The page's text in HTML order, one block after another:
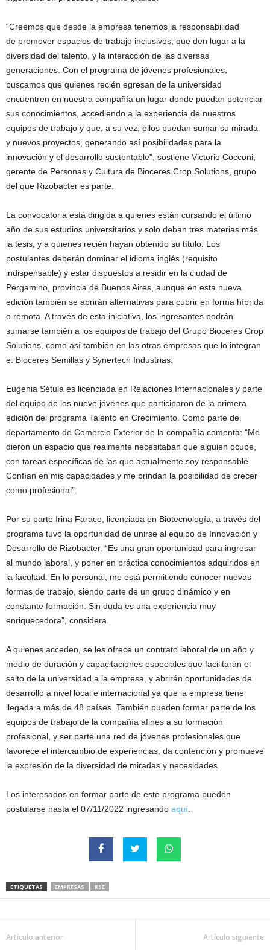
“Creemos que desde la empresa tenemos la responsabilidad
de promover espacios de trabajo inclusivos, que den lugar a la
diversidad del talento, y la interacción de las diversas
generaciones. Con el programa de jóvenes profesionales,
buscamos que quienes recién egresan de la universidad
encuentren en nuestra compañía un lugar donde puedan potenciar
sus conocimientos, accediendo a la experiencia de nuestros
equipos de trabajo y que, a su vez, ellos puedan sumar su mirada
y nuevos proyectos, generando así posibilidades para la
innovación y el desarrollo sustentable”, sostiene Victorio Cocconi,
gerente de Personas y Cultura de Bioceres Crop Solutions, grupo
del que Rizobacter es parte.
La convocatoria está dirigida a quienes están cursando el último
año de sus estudios universitarios y solo deban tres materias más
la tesis, y a quienes recién hayan obtenido su título. Los
postulantes deberán dominar el idioma inglés (requisito
indispensable) y estar dispuestos a residir en la ciudad de
Pergamino, provincia de Buenos Aires, aunque en esta nueva
edición también se abrirán alternativas para cubrir en forma híbrida
o remota. A través de esta iniciativa, los ingresantes podrán
sumarse también a los equipos de trabajo del Grupo Bioceres Crop
Solutions, como así también en las otras empresas que lo integran
e: Bioceres Semillas y Synertech Industrias.
Eugenia Sétula es licenciada en Relaciones Internacionales y parte
del equipo de los nueve jóvenes que participaron de la primera
edición del programa Talento en Crecimiento. Como parte del
departamento de Comercio Exterior de la compañía comenta: “Me
dieron un espacio que realmente necesitaban que alguien ocupe,
con tareas específicas de las que actualmente soy responsable.
Confían en mis capacidades y me brindan la posibilidad de crecer
como profesional”.
Por su parte Irina Faraco, licenciada en Biotecnología, a través del
programa tuvo la oportunidad de unirse al equipo de Innovación y
Desarrollo de Rizobacter. “Es una gran oportunidad para ingresar
al mundo laboral, y poner en práctica conocimientos adquiridos en
la facultad. En lo personal, me está permitiendo conocer nuevas
formas de trabajo, siendo parte de un grupo dinámico y en
constante formación. Sin duda es una experiencia muy
enriquecedora”, considera.
A quienes acceden, se les ofrece un contrato laboral de un año y
medio de duración y capacitaciones especiales que facilitarán el
salto de la universidad a la empresa, y abrirán oportunidades de
desarrollo a nivel local e internacional ya que la empresa tiene
llegada a más de 48 países. También pueden formar parte de los
equipos de trabajo de la compañía afines a su formación
profesional, y ser parte una red de jóvenes profesionales que
favorece el intercambio de experiencias, da contención y promueve
la expresión de la diversidad de miradas y necesidades.
Los interesados en formar parte de este programa pueden
postularse hasta el 07/11/2022 ingresando aquí
ETIQUETAS EMPRESAS RSE
Artículo anterior Artículo siguiente